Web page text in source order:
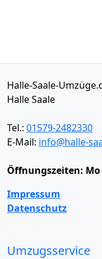
Halle-Saale-
Halle Saale
Tel.: 01579-2482330
E-Mail: info@halle-
Öffnungszeiten: Mo
Impressum
Datenschutz
Umzugsservice